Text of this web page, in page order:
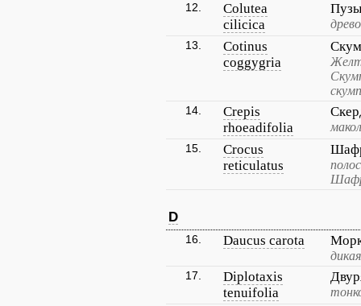
12.
Colutea
cilicica
13.
Cotinus
coggygria
14.
Crepis
rhoeadifolia
15.
Crocus
reticulatus
D
16. Daucus carota
17.
Diplotaxis
tenuifolia